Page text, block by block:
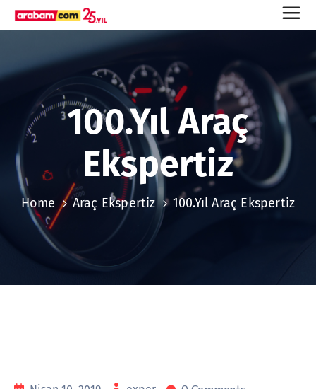
100.Yıl Araç
Ekspertiz
Home Araç Ekspertiz 100.Yıl Araç Ekspertiz